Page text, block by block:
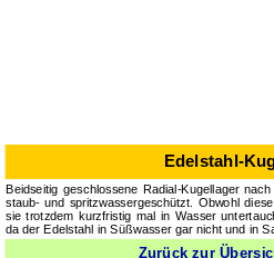
Edelstahl-
Beidseitig geschlossene Radial-Kugellager
staub- und spritzwassergeschützt. Obwohl
sie trotzdem kurzfristig mal in Wasser
da der Edelstahl in Süßwasser gar nicht und in
Zurück zur